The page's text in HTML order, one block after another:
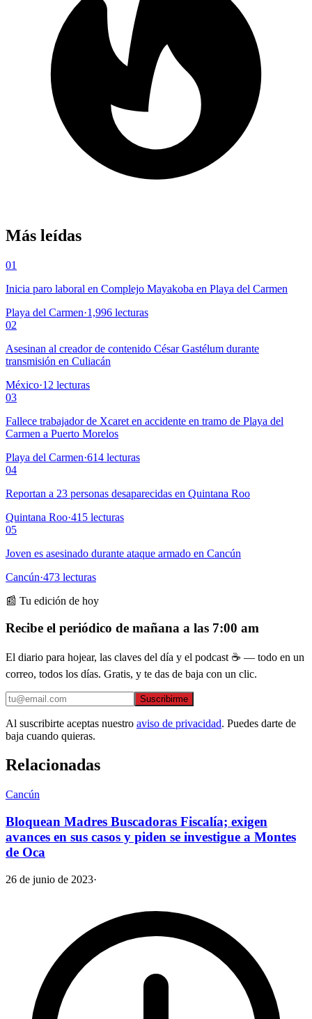
Más leídas
01
Inicia paro laboral en Complejo Mayakoba en Playa del Carmen
Playa del Carmen·1,996 lecturas
02
Asesinan al creador de contenido César Gastélum durante
transmisión en Culiacán
México·12 lecturas
03
Fallece trabajador de Xcaret en accidente en tramo de Playa del
Carmen a Puerto Morelos
Playa del Carmen·614 lecturas
04
Reportan a 23 personas desaparecidas en Quintana Roo
Quintana Roo·415 lecturas
05
Joven es asesinado durante ataque armado en Cancún
Cancún·473 lecturas
📰 Tu edición de hoy
Recibe el periódico de mañana a las 7:00 am
El diario para hojear, las claves del día y el podcast ☕ — todo en un
correo, todos los días. Gratis, y te das de baja con un clic.
Suscribirme
Al suscribirte aceptas nuestro aviso de privacidad. Puedes darte de
baja cuando quieras.
Relacionadas
Cancún
Bloquean Madres Buscadoras Fiscalía; exigen
avances en sus casos y piden se investigue a Montes
de Oca
26 de junio de 2023·